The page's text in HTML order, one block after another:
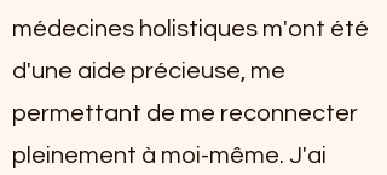
médecines holistiques m'ont été
d'une aide précieuse, me
permettant de me reconnecter
pleinement à moi-même. J'ai